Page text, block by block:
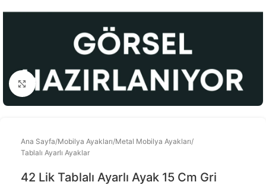
Büyütmek için tıklayınız
Ana Sayfa/Mobilya Ayakları/Metal Mobilya Ayakları/
Tablalı Ayarlı Ayaklar
42 Lik Tablalı Ayarlı Ayak 15 Cm Gri